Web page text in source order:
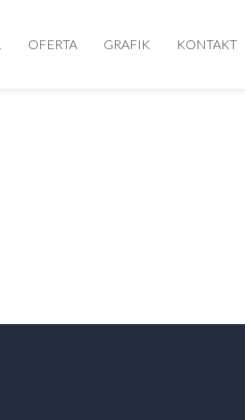
OFERTA GRAFIK KONTAKT